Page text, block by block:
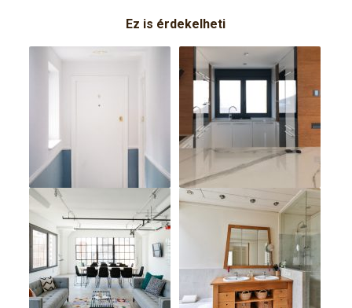
Ez is érdekelheti